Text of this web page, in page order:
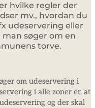
hvilke regler der
mv., hvordan du
udeservering eller
søger om en
torve.
om udeservering i
i alle zoner er, at
og der skal